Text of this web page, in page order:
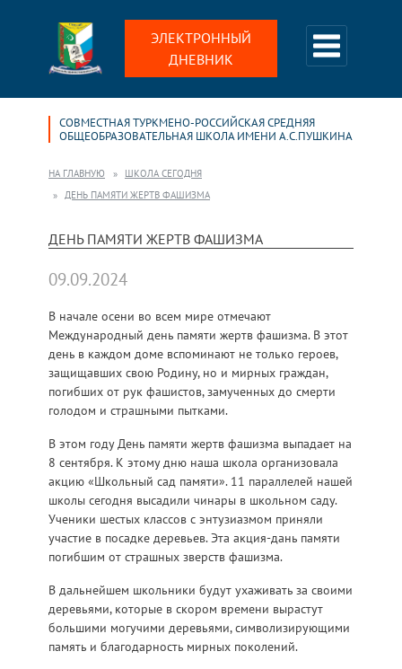
ЭЛЕКТРОННЫЙ
ДНЕВНИК
СОВМЕСТНАЯ ТУРКМЕНО-РОССИЙСКАЯ СРЕДНЯЯ
ОБЩЕОБРАЗОВАТЕЛЬНАЯ ШКОЛА ИМЕНИ А.С.ПУШКИНА
НА ГЛАВНУЮ
ШКОЛА СЕГОДНЯ
ДЕНЬ ПАМЯТИ ЖЕРТВ ФАШИЗМА
ДЕНЬ ПАМЯТИ ЖЕРТВ ФАШИЗМА
09.09.2024
В начале осени во всем мире отмечают
Международный день памяти жертв фашизма. В этот
день в каждом доме вспоминают не только героев,
защищавших свою Родину, но и мирных граждан,
погибших от рук фашистов, замученных до смерти
голодом и страшными пытками.
В этом году День памяти жертв фашизма выпадает на
8 сентября. К этому дню наша школа организовала
акцию «Школьный сад памяти». 11 параллелей нашей
школы сегодня высадили чинары в школьном саду.
Ученики шестых классов с энтузиазмом приняли
участие в посадке деревьев. Эта акция-дань памяти
погибшим от страшных зверств фашизма.
В дальнейшем школьники будут ухаживать за своими
деревьями, которые в скором времени вырастут
большими могучими деревьями, символизирующими
память и благодарность мирных поколений.